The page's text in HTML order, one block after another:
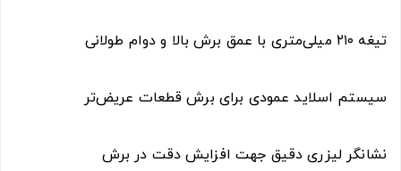
تیغه ۲۱۰ میلی‌متری با عمق برش بالا و دوام طولانی
سیستم اسلاید عمودی برای برش قطعات عریض‌تر
نشانگر لیزری دقیق جهت افزایش دقت در برش